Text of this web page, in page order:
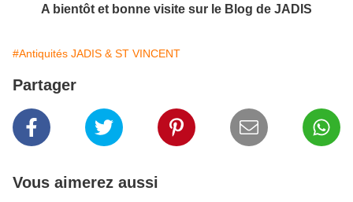
A bientôt et bonne visite sur le Blog de JADIS
#Antiquités JADIS & ST VINCENT
Partager
Vous aimerez aussi